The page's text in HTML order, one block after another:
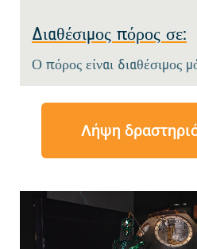
Διαθέσιμος πόρος σε:
Ο πόρος είναι διαθέσιμος
Λήψη